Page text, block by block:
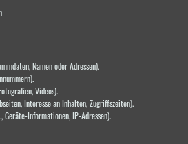
Namen oder Adressen).
Videos).
Interesse an Inhalten, Zugriffszeiten).
Informationen, IP-Adressen).